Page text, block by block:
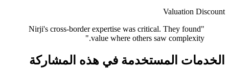
Valuation Discount
"
Nirji's cross-border expertise was critical. They found
value where others saw complexity.
"
الخدمات المستخدمة في هذه المشاركة